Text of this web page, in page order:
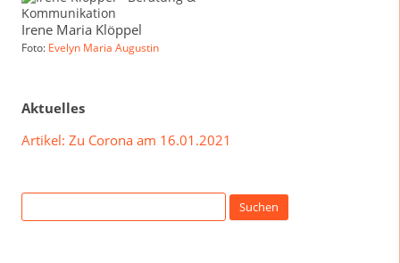
Irene Maria Klöppel
Foto: Evelyn Maria Augustin
Aktuelles
Artikel: Zu Corona am 16.01.2021
nach: